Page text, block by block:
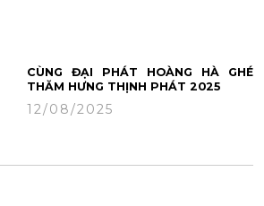
CÙNG ĐẠI PHÁT HOÀNG HÀ GHÉ
THĂM HƯNG THỊNH PHÁT 2025
12/08/2025